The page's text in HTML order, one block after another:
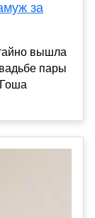
за
вышла
пары